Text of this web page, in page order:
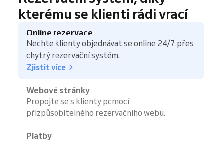
kterému se klienti rádi vrací
Online rezervace
Nechte klienty objednávat se online 24/7 přes
chytrý rezervační systém.
Zjistit více
Webové stránky
Propojte se s klienty pomocí
přizpůsobitelného rezervačního webu.
Platby